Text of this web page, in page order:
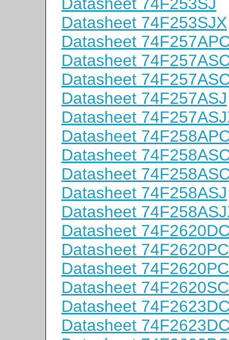
Datasheet 74F253SJX
Datasheet
Datasheet
Datasheet
Datasheet 74F257ASJ
Datasheet
Datasheet
Datasheet
Datasheet
Datasheet 74F258ASJ
Datasheet
Datasheet
Datasheet
Datasheet
Datasheet
Datasheet
Datasheet